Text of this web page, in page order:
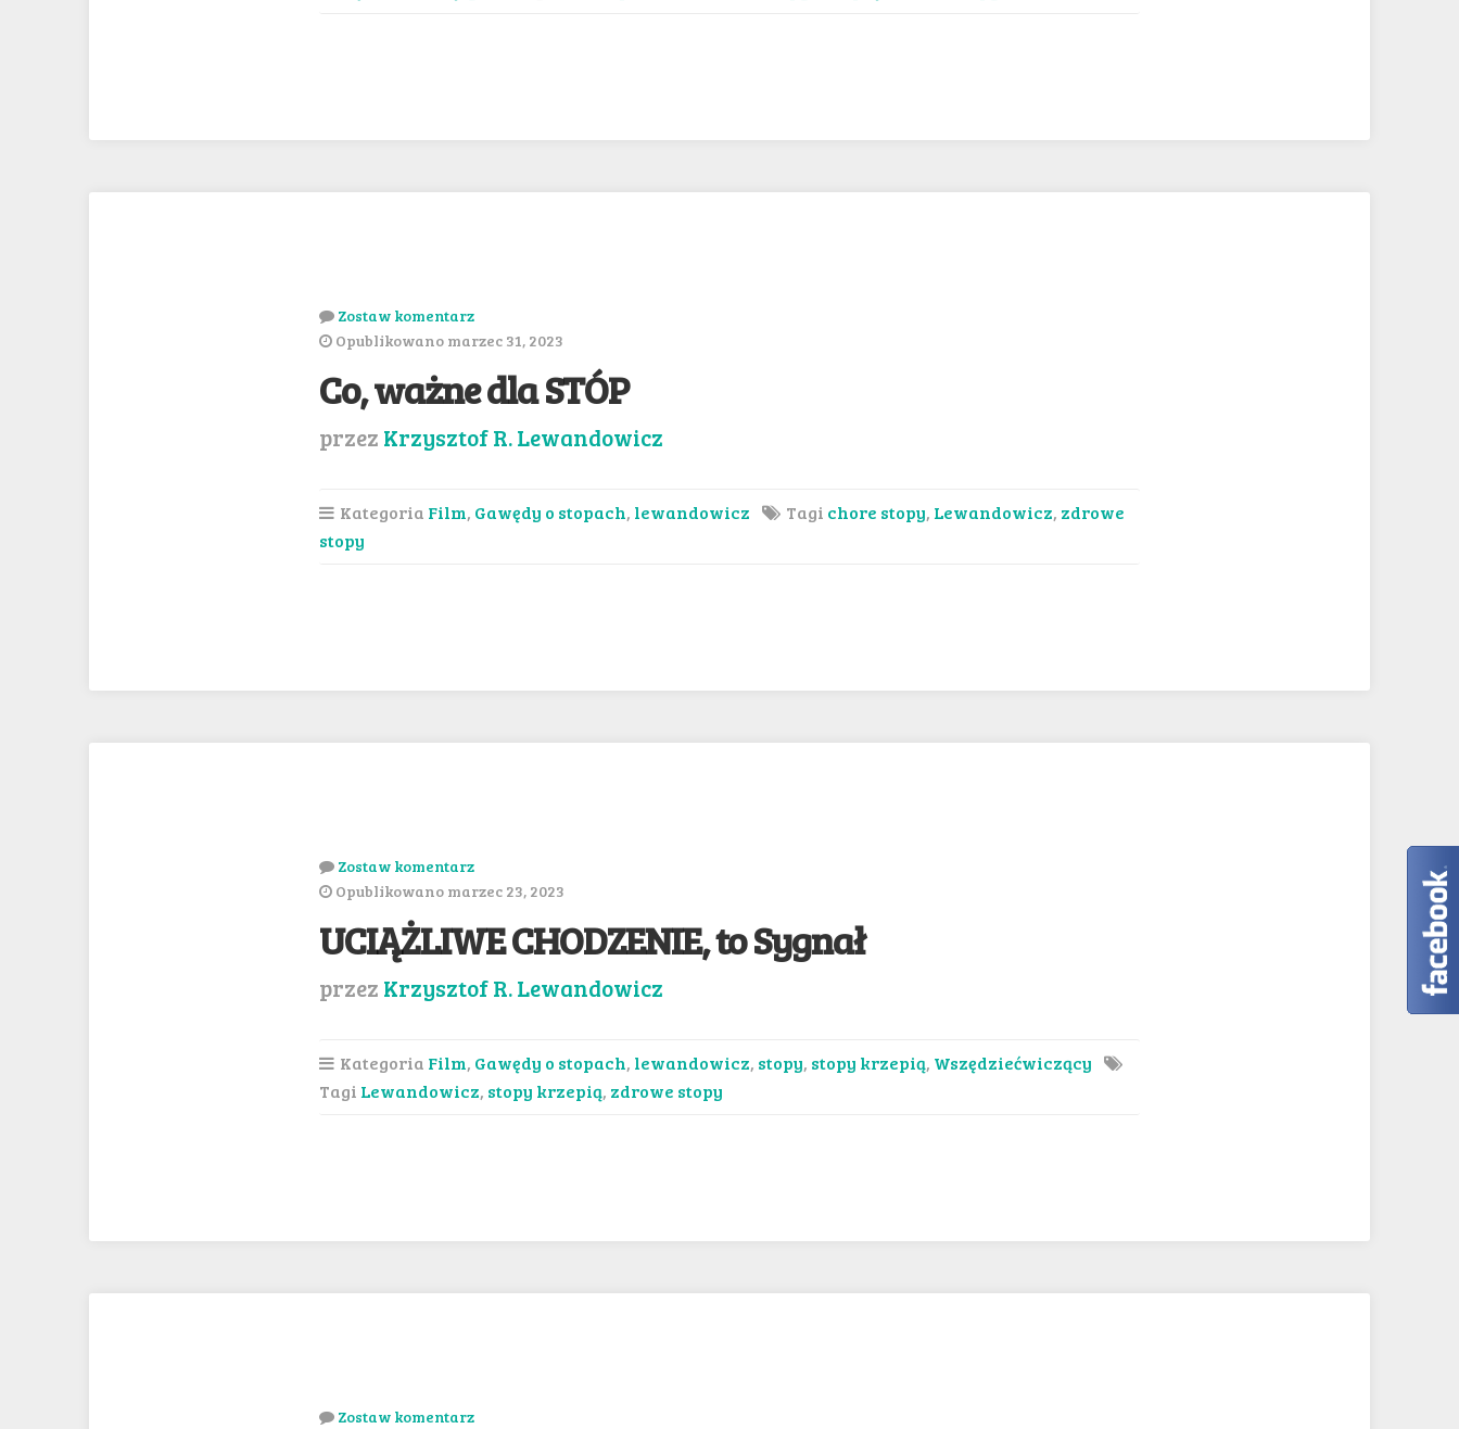
Zostaw komentarz
Opublikowano marzec 31, 2023
Co, ważne dla STÓP
przez Krzysztof R. Lewandowicz
Kategoria Film, Gawędy o stopach, lewandowicz Tagi chore stopy, Lewandowicz, zdrowe
stopy
Zostaw komentarz
Opublikowano marzec 23, 2023
UCIĄŻLIWE CHODZENIE, to Sygnał
przez Krzysztof R. Lewandowicz
Kategoria Film, Gawędy o stopach, lewandowicz, stopy, stopy krzepią, Wszędziećwiczący
Tagi Lewandowicz, stopy krzepią, zdrowe stopy
Zostaw komentarz